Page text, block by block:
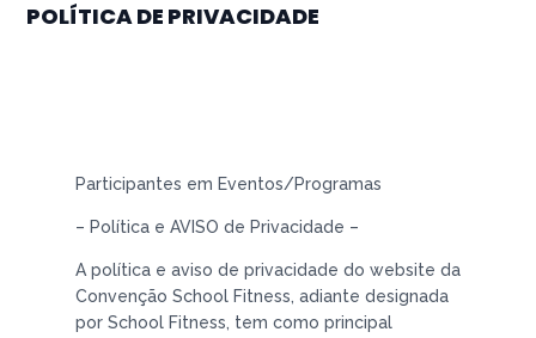
POLÍTICA DE PRIVACIDADE
Participantes em Eventos/Programas
– Política e AVISO de Privacidade –
A política e aviso de privacidade do website da
Convenção School Fitness, adiante designada
por School Fitness, tem como principal